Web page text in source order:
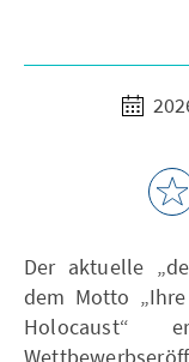
Der aktuelle
dem Motto
Holocaust“